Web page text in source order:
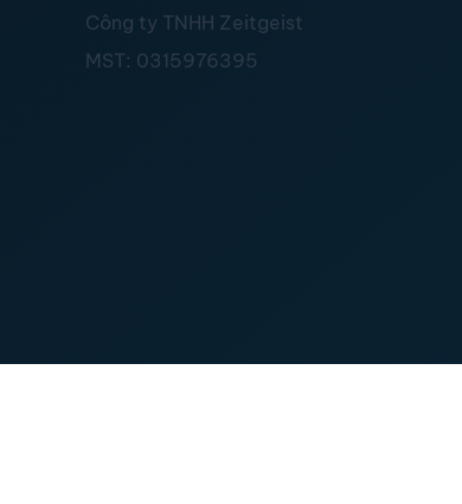
Công ty TNHH Zeitgeist
MST: 0315976395